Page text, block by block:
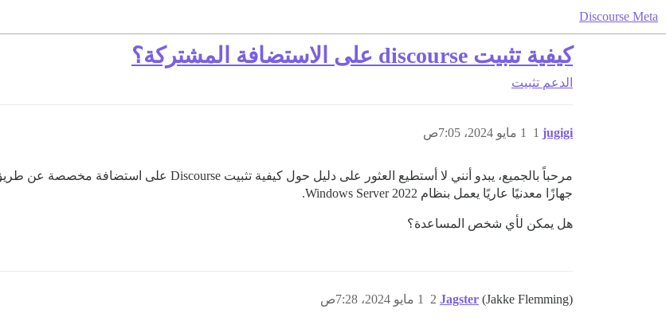
Discourse Meta
كيفية تثبيت discourse على الاستضافة المشتركة؟
الدعم تثبيت
jugigi 1 مايو 2024، 7:05ص 1
جهازًا معدنيًا عاريًا يعمل بنظام Windows Server 2022.
هل يمكن لأي شخص المساعدة؟
Jagster (Jakke Flemming) 1 مايو 2024، 7:28ص 2